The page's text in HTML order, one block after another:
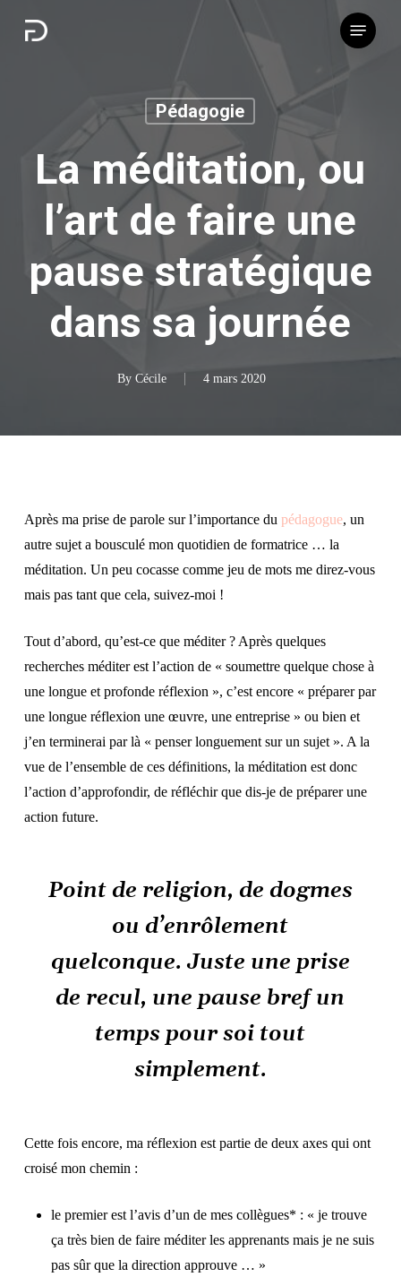
Menu
Pédagogie
La méditation, ou
l’art de faire une
pause stratégique
dans sa journée
By Cécile 4 mars 2020
Après ma prise de parole sur l’importance du pédagogue, un
autre sujet a bousculé mon quotidien de formatrice … la
méditation. Un peu cocasse comme jeu de mots me direz-vous
mais pas tant que cela, suivez-moi !
Tout d’abord, qu’est-ce que méditer ? Après quelques
recherches méditer est l’action de « soumettre quelque chose à
une longue et profonde réflexion », c’est encore « préparer par
une longue réflexion une œuvre, une entreprise » ou bien et
j’en terminerai par là « penser longuement sur un sujet ». A la
vue de l’ensemble de ces définitions, la méditation est donc
l’action d’approfondir, de réfléchir que dis-je de préparer une
action future.
Point de religion, de dogmes
ou d’enrôlement
quelconque. Juste une prise
de recul, une pause bref un
temps pour soi tout
simplement.
Cette fois encore, ma réflexion est partie de deux axes qui ont
croisé mon chemin :
le premier est l’avis d’un de mes collègues* : « je trouve
ça très bien de faire méditer les apprenants mais je ne suis
pas sûr que la direction approuve … »